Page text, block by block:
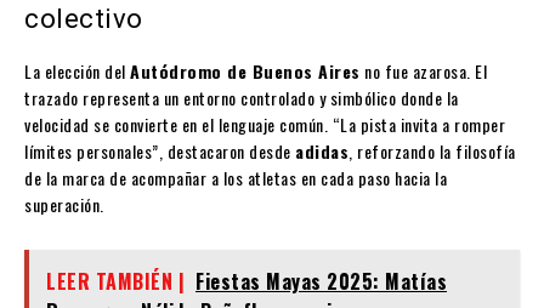
colectivo
La elección delAutódromo de Buenos Aires no fue azarosa. El
trazado representa un entorno controlado y simbólico donde la
velocidad se convierte en el lenguaje común. “La pista invita a romper
límites personales”, destacaron desde adidas , reforzando la filosofía
de la marca de acompañar a los atletas en cada paso hacia la
superación.
LEER TAMBIÉN | Fiestas Mayas 2025: Matías